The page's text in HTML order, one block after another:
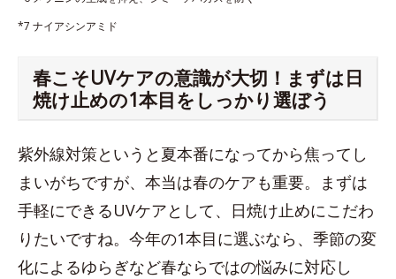
*7 ナイアシンアミド
​春こそUVケアの意識が大切！まずは日
焼け止めの1本目をしっかり選ぼう
紫外線対策というと夏本番になってから焦ってし
まいがちですが、本当は春のケアも重要。まずは
手軽にできるUVケアとして、日焼け止めにこだわ
りたいですね。今年の1本目に選ぶなら、季節の変
化によるゆらぎなど春ならではの悩みに対応し